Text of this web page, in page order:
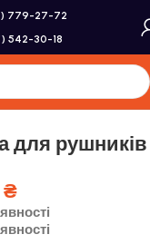
779-27-72
542-30-18
для рушників
₴